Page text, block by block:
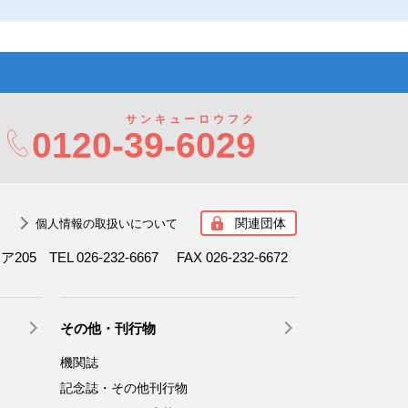
0120-39-6029
サンキューロウフク
個人情報の取扱いについて 関連団体
205 TEL 026-232-6667 FAX 026-232-6672
その他・刊行物
機関誌
記念誌・その他刊行物